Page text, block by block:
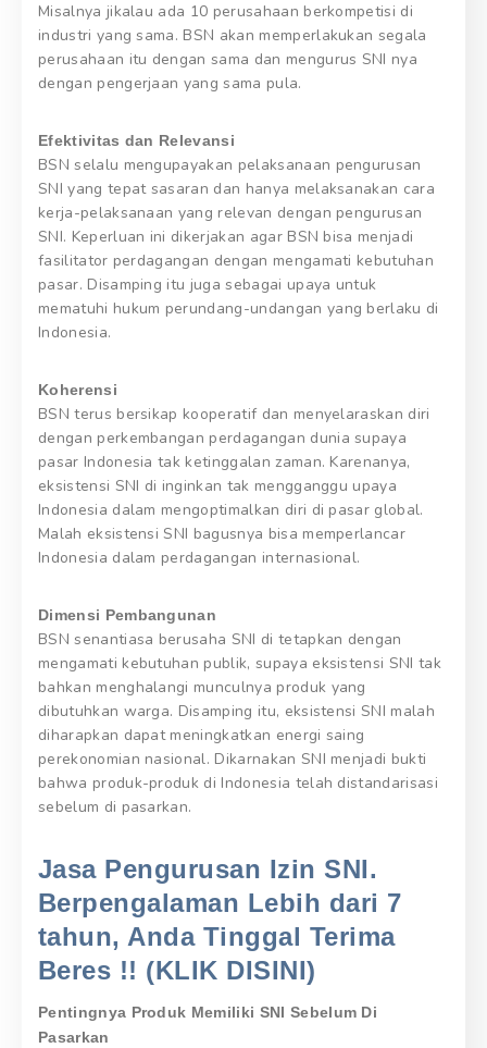
Misalnya jikalau ada 10 perusahaan berkompetisi di
industri yang sama. BSN akan memperlakukan segala
perusahaan itu dengan sama dan mengurus SNI nya
dengan pengerjaan yang sama pula.
Efektivitas dan Relevansi
BSN selalu mengupayakan pelaksanaan pengurusan
SNI yang tepat sasaran dan hanya melaksanakan cara
kerja-pelaksanaan yang relevan dengan pengurusan
SNI. Keperluan ini dikerjakan agar BSN bisa menjadi
fasilitator perdagangan dengan mengamati kebutuhan
pasar. Disamping itu juga sebagai upaya untuk
mematuhi hukum perundang-undangan yang berlaku di
Indonesia.
Koherensi
BSN terus bersikap kooperatif dan menyelaraskan diri
dengan perkembangan perdagangan dunia supaya
pasar Indonesia tak ketinggalan zaman. Karenanya,
eksistensi SNI di inginkan tak mengganggu upaya
Indonesia dalam mengoptimalkan diri di pasar global.
Malah eksistensi SNI bagusnya bisa memperlancar
Indonesia dalam perdagangan internasional.
Dimensi Pembangunan
BSN senantiasa berusaha SNI di tetapkan dengan
mengamati kebutuhan publik, supaya eksistensi SNI tak
bahkan menghalangi munculnya produk yang
dibutuhkan warga. Disamping itu, eksistensi SNI malah
diharapkan dapat meningkatkan energi saing
perekonomian nasional. Dikarnakan SNI menjadi bukti
bahwa produk-produk di Indonesia telah distandarisasi
sebelum di pasarkan.
Jasa Pengurusan Izin SNI.
Berpengalaman Lebih dari 7
tahun, Anda Tinggal Terima
Beres !! (KLIK DISINI)
Pentingnya Produk Memiliki SNI Sebelum Di
Pasarkan